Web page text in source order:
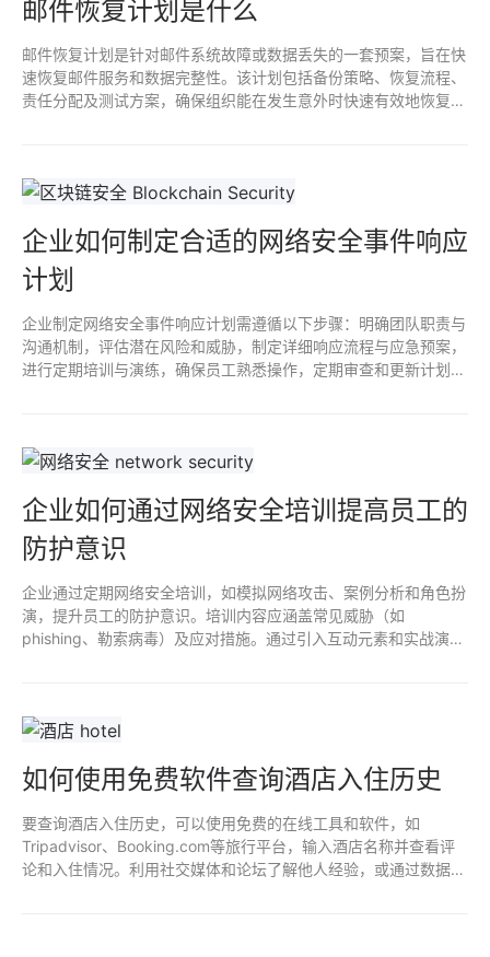
邮件恢复计划是什么
邮件恢复计划是针对邮件系统故障或数据丢失的一套预案，旨在快
速恢复邮件服务和数据完整性。该计划包括备份策略、恢复流程、
责任分配及测试方案，确保组织能在发生意外时快速有效地恢复正
企业如何制定合适的网络安全事件响应
计划
企业制定网络安全事件响应计划需遵循以下步骤：明确团队职责与
沟通机制，评估潜在风险和威胁，制定详细响应流程与应急预案，
进行定期培训与演练，确保员工熟悉操作，定期审查和更新计划以
企业如何通过网络安全培训提高员工的
防护意识
企业通过定期网络安全培训，如模拟网络攻击、案例分析和角色扮
演，提升员工的防护意识。培训内容应涵盖常见威胁（如
phishing、勒索病毒）及应对措施。通过引入互动元素和实战演
如何使用免费软件查询酒店入住历史
要查询酒店入住历史，可以使用免费的在线工具和软件，如
Tripadvisor、Booking.com等旅行平台，输入酒店名称并查看评
论和入住情况。利用社交媒体和论坛了解他人经验，或通过数据抓